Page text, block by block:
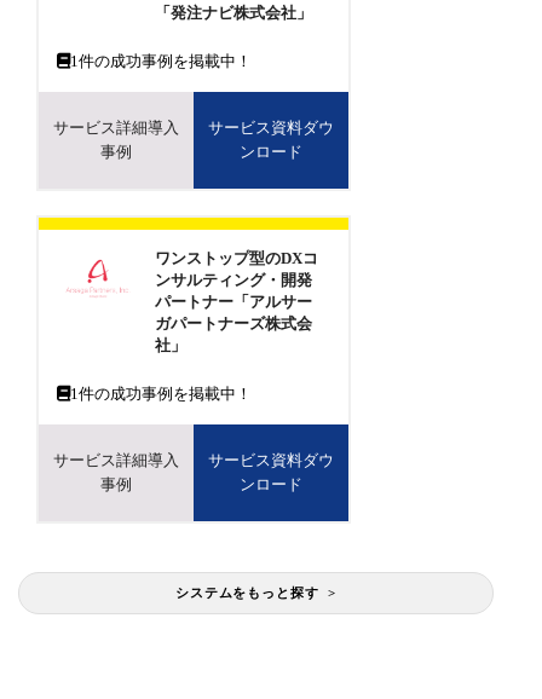
「発注ナビ株式会社」
1 件の成功事例を掲載中！
サービス詳細導入
事例
サービス資料ダウ
ンロード
ワンストップ型のDXコ
ンサルティング・開発
パートナー「アルサー
ガパートナーズ株式会
社」
1 件の成功事例を掲載中！
サービス詳細導入
事例
サービス資料ダウ
ンロード
システムをもっと探す >